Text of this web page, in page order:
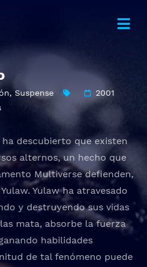
, Suspense
2001
descubierto que existen
alternos, un hecho que
Multiverse defienden,
Yulaw ha atravesado
y destruyendo sus vidas
mata, absorbe la fuerza
habilidades
de tal fenómeno puede